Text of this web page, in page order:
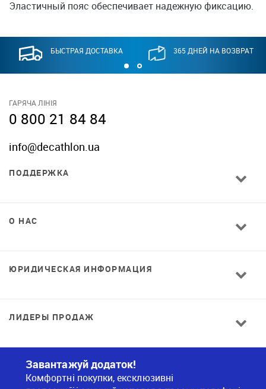
Эластичный пояс обеспечивает надежную фиксацию.
БЫСТРАЯ ДОСТАВКА 365 ДНЕЙ НА ВОЗВРАТ
ГАРЯЧА ЛІНІЯ
0 800 21 84 84
info@decathlon.ua
ПОДДЕРЖКА
О НАС
ЮРИДИЧЕСКАЯ ИНФОРМАЦИЯ
ЛИДЕРЫ ПРОДАЖ
Завантажуй додаток!
Комфортні покупки, ексклюзивні